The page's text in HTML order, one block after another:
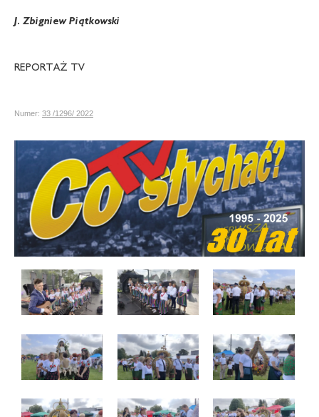
J. Zbigniew Piątkowski
REPORTAŻ TV
Numer: 33 /1296/ 2022